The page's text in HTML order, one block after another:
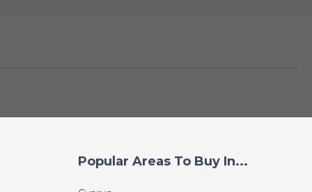
Popular Areas To Buy In...